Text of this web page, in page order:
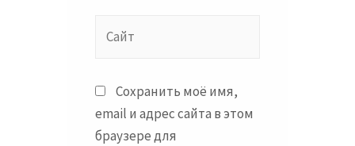
Сохранить моё имя,
email и адрес сайта в этом
браузере для